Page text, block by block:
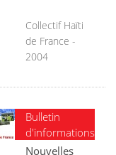
Collectif Haïti
de France -
2004
Bulletin
d'informations
Nouvelles